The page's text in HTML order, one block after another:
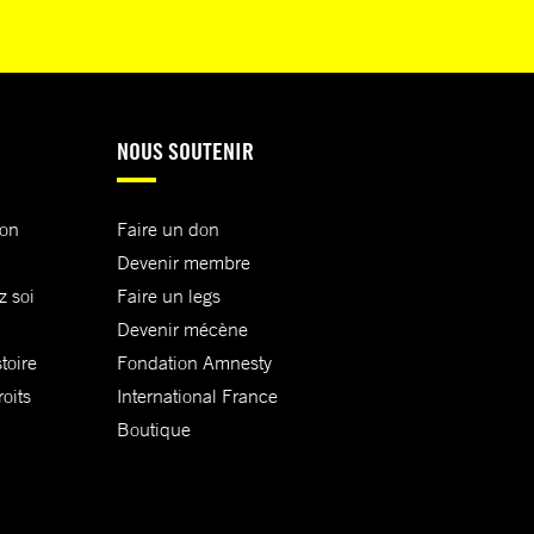
soi
NOUS SOUTENIR
Faire un don
Devenir membre
Faire un legs
Devenir mécène
Fondation Amnesty
International France
Boutique